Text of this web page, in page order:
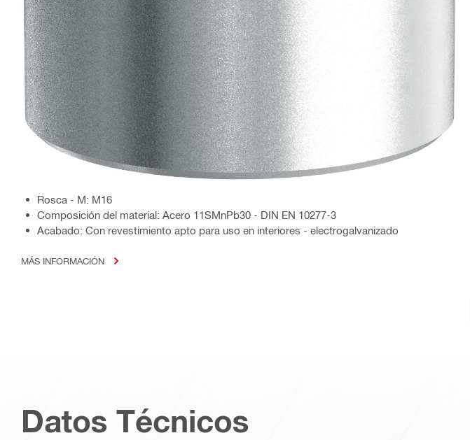
Rosca - M: M16
Composición del material: Acero 11SMnPb30 - DIN EN 10277-3
Acabado: Con revestimiento apto para uso en interiores - electrogalvanizado
MÁS INFORMACIÓN
Datos Técnicos